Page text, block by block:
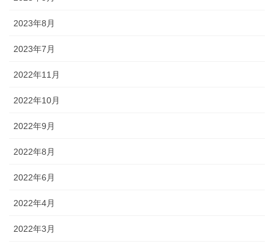
2023年8月
2023年7月
2022年11月
2022年10月
2022年9月
2022年8月
2022年6月
2022年4月
2022年3月